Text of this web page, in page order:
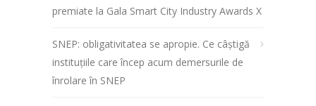
premiate la Gala Smart City Industry Awards X
SNEP: obligativitatea se apropie. Ce câștigă
instituțiile care încep acum demersurile de
înrolare în SNEP